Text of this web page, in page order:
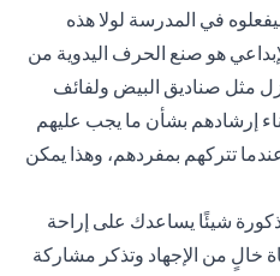
في المدرسة لولا هذه
هو صنع الحرف اليدوية من
مثل صناديق البيض ولفائف
إرشادهم بشأن ما يجب عليهم
تتركهم بمفردهم، وهذا يمكن
شيئًا يساعدك على إراحة
خالٍ من الإجهاد وتذكر مشاركة